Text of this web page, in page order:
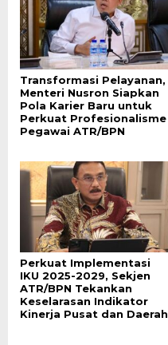
Transformasi Pelayanan,
Menteri Nusron Siapkan
Pola Karier Baru untuk
Perkuat Profesionalisme
Pegawai ATR/BPN
Perkuat Implementasi
IKU 2025-2029, Sekjen
ATR/BPN Tekankan
Keselarasan Indikator
Kinerja Pusat dan Daerah